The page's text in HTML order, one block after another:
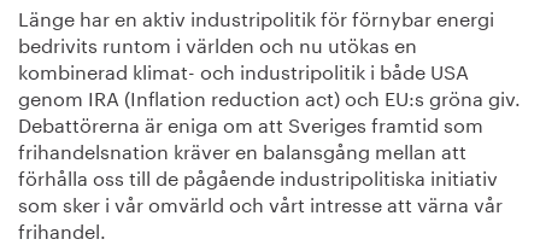
Länge har en aktiv industripolitik för förnybar energi
bedrivits runtom i världen och nu utökas en
kombinerad klimat- och industripolitik i både USA
genom IRA (Inflation reduction act) och EU:s gröna giv.
Debattörerna är eniga om att Sveriges framtid som
frihandelsnation kräver en balansgång mellan att
förhålla oss till de pågående industri­politiska initiativ
som sker i vår omvärld och vårt intresse att värna vår
frihandel.